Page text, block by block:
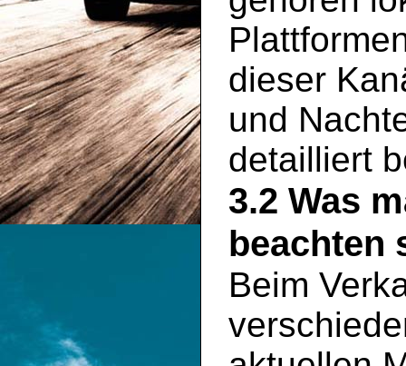
dieser
und
detailliert
3.2 Was
beachten
Beim